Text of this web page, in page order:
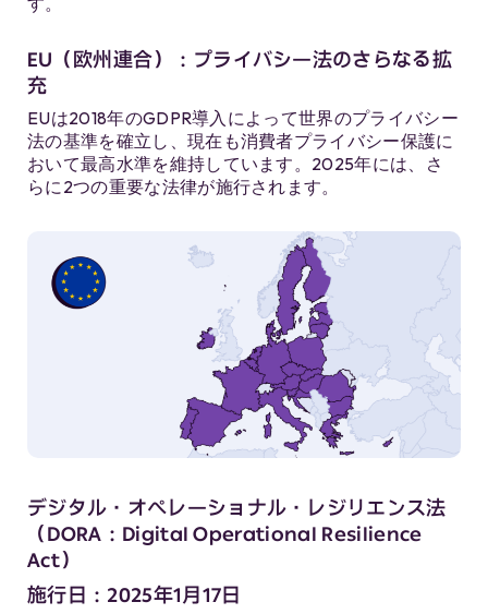
EU（欧州連合）：プライバシー法のさらなる拡
充
EUは2018年のGDPR導入によって世界のプライバシー
法の基準を確立し、現在も消費者プライバシー保護に
おいて最高水準を維持しています。2025年には、さ
らに2つの重要な法律が施行されます。
デジタル・オペレーショナル・レジリエンス法
（DORA：Digital Operational Resilience
Act）
施行日：2025年1月17日